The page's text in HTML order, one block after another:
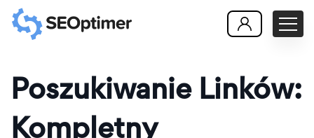
Poszukiwanie Linków:
Kompletny